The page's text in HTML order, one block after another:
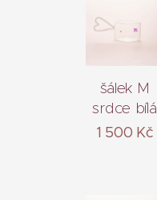
šálek M
srdce bílá
1 500 Kč